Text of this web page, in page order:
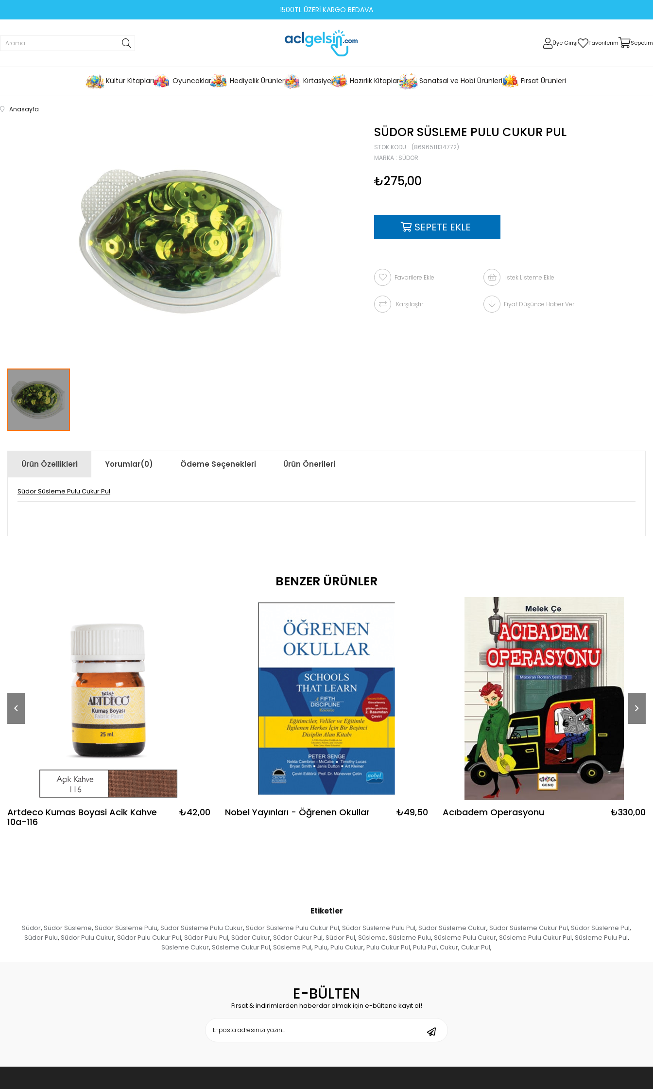
1500TL ÜZERİ KARGO BEDAVA
Üye Girişi Favorilerim Sepetim
Kültür Kitapları Oyuncaklar Hediyelik Ürünler Kırtasiye Hazırlık Kitapları Sanatsal ve Hobi Ürünleri Fırsat Ürünleri
Anasayfa
SÜDOR SÜSLEME PULU CUKUR PUL
STOK KODU
(8696511134772)
MARKA : SÜDOR
₺275,00
Favorilere Ekle İstek Listeme Ekle
Karşılaştır Fiyat Düşünce Haber Ver
Ürün Özellikleri Yorumlar(0) Ödeme Seçenekleri Ürün Önerileri
Südor Süsleme Pulu Cukur Pul
BENZER ÜRÜNLER
Artdeco Kumas Boyasi Acik Kahve
10a-116
₺42,00 Nobel Yayınları - Öğrenen Okullar ₺49,50 Acıbadem Operasyonu ₺330,00
Etiketler
Südor, Südor Süsleme, Südor Süsleme Pulu, Südor Süsleme Pulu Cukur, Südor Süsleme Pulu Cukur Pul, Südor Süsleme Pulu Pul, Südor Süsleme Cukur, Südor Süsleme Cukur Pul, Südor Süsleme Pul,
Südor Pulu, Südor Pulu Cukur, Südor Pulu Cukur Pul, Südor Pulu Pul, Südor Cukur, Südor Cukur Pul, Südor Pul, Süsleme, Süsleme Pulu, Süsleme Pulu Cukur, Süsleme Pulu Cukur Pul, Süsleme Pulu Pul,
Süsleme Cukur, Süsleme Cukur Pul, Süsleme Pul, Pulu, Pulu Cukur, Pulu Cukur Pul, Pulu Pul, Cukur, Cukur Pul,
E-BÜLTEN
Fırsat & indirimlerden haberdar olmak için e-bültene kayıt ol!